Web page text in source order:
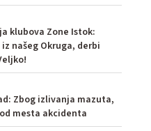
klubova Zone Istok:
našeg Okruga, derbi
Zbog izlivanja mazuta,
mesta akcidenta